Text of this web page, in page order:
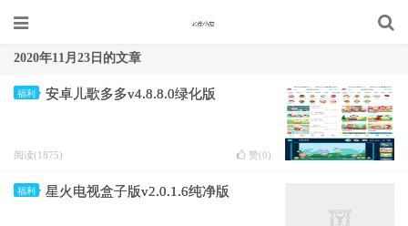
2020年11月23日的文章
福利 安卓儿歌多多v4.8.8.0绿化版
阅读(1875) 赞(0)
福利 星火电视盒子版v2.0.1.6纯净版